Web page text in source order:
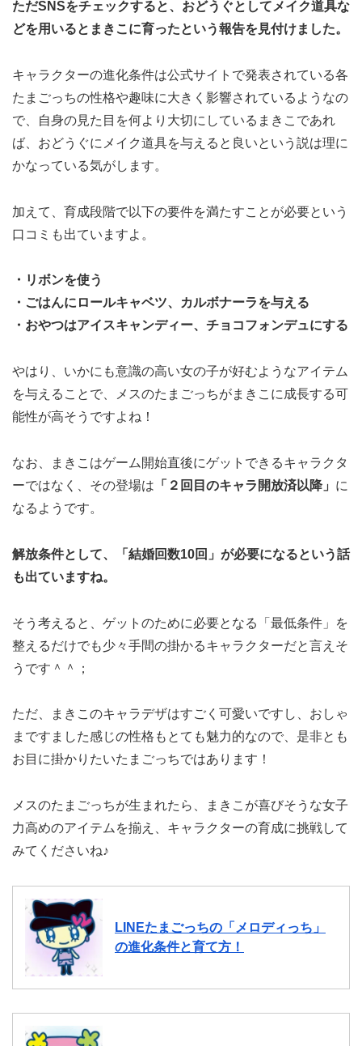
ただSNSをチェックすると、おどうぐとしてメイク道具な
どを用いるとまきこに育ったという報告を見付けました。
キャラクターの進化条件は公式サイトで発表されている各
たまごっちの性格や趣味に大きく影響されているようなの
で、自身の見た目を何より大切にしているまきこであれ
ば、おどうぐにメイク道具を与えると良いという説は理に
かなっている気がします。
加えて、育成段階で以下の要件を満たすことが必要という
口コミも出ていますよ。
・リボンを使う
・ごはんにロールキャベツ、カルボナーラを与える
・おやつはアイスキャンディー、チョコフォンデュにする
やはり、いかにも意識の高い女の子が好むようなアイテム
を与えることで、メスのたまごっちがまきこに成長する可
能性が高そうですよね！
なお、まきこはゲーム開始直後にゲットできるキャラクタ
ーではなく、その登場は 「２回目のキャラ開放済以降」 に
なるようです。
解放条件として、「結婚回数10回」が必要になるという話
も出ていますね。
そう考えると、ゲットのために必要となる「最低条件」を
整えるだけでも少々手間の掛かるキャラクターだと言えそ
うです＾＾；
ただ、まきこのキャラデザはすごく可愛いですし、おしゃ
まですました感じの性格もとても魅力的なので、是非とも
お目に掛かりたいたまごっちではあります！
メスのたまごっちが生まれたら、まきこが喜びそうな女子
力高めのアイテムを揃え、キャラクターの育成に挑戦して
みてくださいね♪
LINEたまごっちの「メロディっち」
の進化条件と育て方！